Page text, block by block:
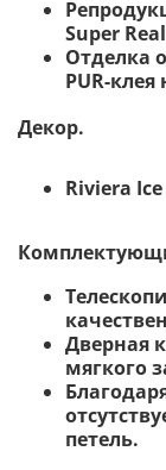
Super
Отделка
PUR-
Декор.
Riviera
Дверная
мягкого
петель.